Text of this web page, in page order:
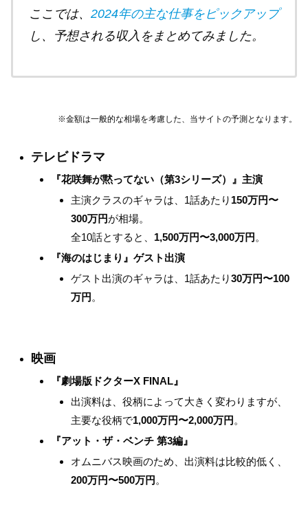
ここでは、 2024年の主な仕事をピックアップ
し、予想される収入をまとめてみました。
※金額は一般的な相場を考慮した、当サイトの予測となります。
テレビドラマ
『花咲舞が黙ってない（第3シリーズ）』主演
主演クラスのギャラは、1話あたり 150万円〜
300万円が相場。
全10話とすると、 1,500万円〜3,000万円 。
『海のはじまり』ゲスト出演
ゲスト出演のギャラは、1話あたり30万円〜100
万円 。
映画
『劇場版ドクターX FINAL』
出演料は、役柄によって大きく変わりますが、
主要な役柄で1,000万円〜2,000万円 。
『アット・ザ・ベンチ 第3編』
オムニバス映画のため、出演料は比較的低く、
200万円〜500万円 。